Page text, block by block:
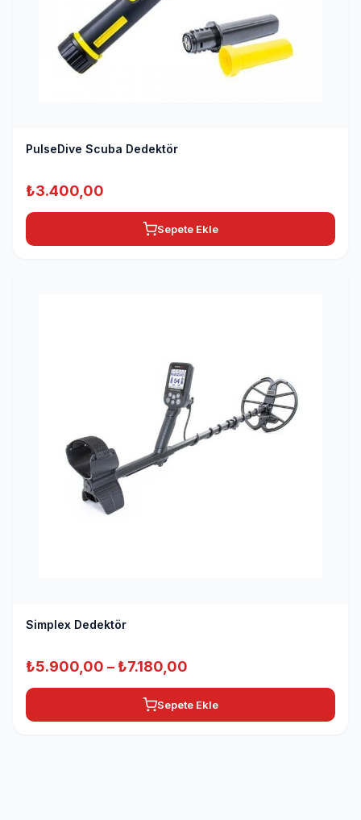
PulseDive Scuba Dedektör
₺3.400,00
Sepete Ekle
Simplex Dedektör
₺5.900,00 – ₺7.180,00
aralığı:
₺5.900,00
Sepete Ekle